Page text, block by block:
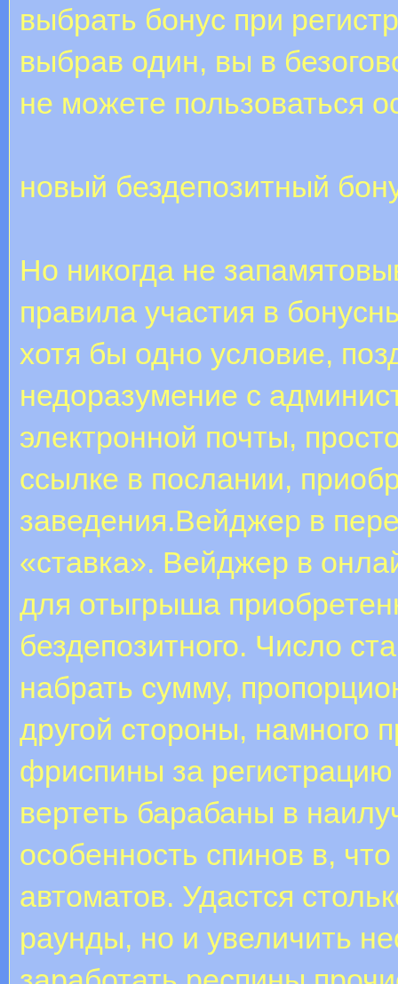
выбрать бонус при
выбрав один, вы в
не можете пользоваться
новый бездепозитный
Но никогда не
правила участия в
хотя бы одно условие,
недоразумение с
электронной почты,
ссылке в послании,
заведения.Вейджер в
«ставка». Вейджер в
для отыгрыша
бездепозитного. Число
набрать сумму,
другой стороны, намного
фриспины за
вертеть барабаны в
особенность спинов в,
автоматов. Удастся
раунды, но и увеличить